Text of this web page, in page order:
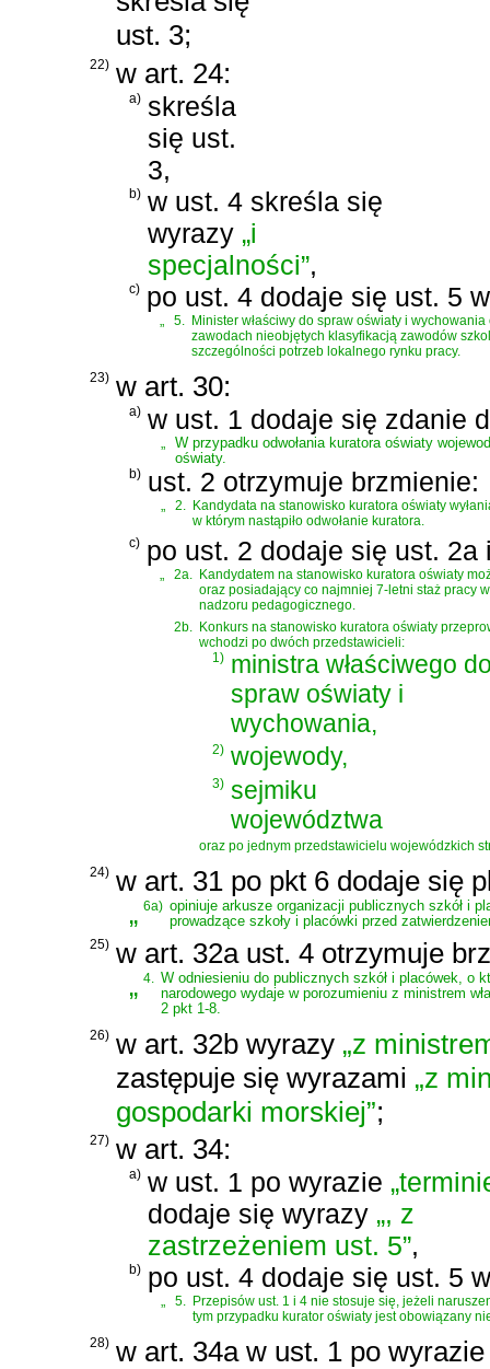
ust. 3;
22) w art. 24:
a) skreśla
się ust.
3,
b) w ust. 4 skreśla się
wyrazy „i
specjalności”,
c) po ust. 4 dodaje się ust. 5
„ 5. Minister właściwy do spraw oświaty i
zawodach nieobjętych klasyfikacją zawodów
szczególności potrzeb lokalnego rynku pracy.
23) w art. 30:
a) w ust. 1 dodaje się zdanie
W przypadku odwołania kuratora oświaty
oświaty.
b) ust. 2 otrzymuje brzmienie:
2.
Kandydata na stanowisko kuratora oświaty
w którym nastąpiło odwołanie kuratora.
c) po ust. 2 dodaje się ust. 2a
2a.
Kandydatem na stanowisko kuratora oświaty
oraz posiadający co najmniej 7-letni staż pracy
nadzoru pedagogicznego.
2b.
Konkurs na stanowisko kuratora oświaty
wchodzi po dwóch przedstawicieli:
1) ministra właściwego
spraw oświaty i
wychowania,
2) wojewody,
3) sejmiku
województwa
oraz po jednym przedstawicielu wojewódzkich
24) w art. 31 po pkt 6 dodaje się
„6a) opiniuje arkusze organizacji publicznych szkół i
prowadzące szkoły i placówki przed
25) w art. 32a ust. 4 otrzymuje
„4. W odniesieniu do publicznych szkół i placówek, o
narodowego wydaje w porozumieniu z ministrem
2 pkt 1-8.
26) w art. 32b wyrazy „z
zastępuje się wyrazami „z
gospodarki morskiej”;
27) w art. 34:
a) w ust. 1 po wyrazie
dodaje się wyrazy „, z
zastrzeżeniem ust. 5”,
b) po ust. 4 dodaje się ust. 5
„ 5. Przepisów ust. 1 i 4 nie stosuje się, jeżeli
tym przypadku kurator oświaty jest obowiązany
28) w art. 34a w ust. 1 po